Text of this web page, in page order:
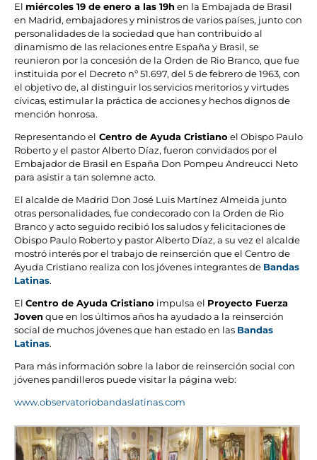
El miércoles 19 de enero a las 19hen la Embajada de Brasil
en Madrid, embajadores y ministros de varios países, junto con
personalidades de la sociedad que han contribuido al
dinamismo de las relaciones entre España y Brasil, se
reunieron por la concesión de la Orden de Rio Branco, que fue
instituida por el Decreto nº 51.697, del 5 de febrero de 1963, con
el objetivo de, al distinguir los servicios meritorios y virtudes
cívicas, estimular la práctica de acciones y hechos dignos de
mención honrosa.
Representando el Centro de Ayuda Cristiano el Obispo Paulo
Roberto y el pastor Alberto Díaz, fueron convidados por el
Embajador de Brasil en España Don Pompeu Andreucci Neto
para asistir a tan solemne acto.
El alcalde de Madrid Don José Luis Martínez Almeida junto
otras personalidades, fue condecorado con la Orden de Rio
Branco y acto seguido recibió los saludos y felicitaciones de
Obispo Paulo Roberto y pastor Alberto Díaz, a su vez el alcalde
mostró interés por el trabajo de reinserción que el Centro de
Ayuda Cristiano realiza con los jóvenes integrantes de Bandas
Latinas.
El Centro de Ayuda Cristiano impulsa el Proyecto Fuerza
Jovenque en los últimos años ha ayudado a la reinserción
social de muchos jóvenes que han estado en las Bandas
Latinas.
Para más información sobre la labor de reinserción social con
jóvenes pandilleros puede visitar la página web:
www.observatoriobandaslatinas.com